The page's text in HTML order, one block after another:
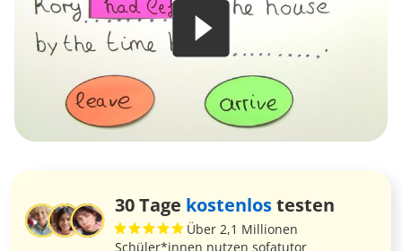
30 Tage kostenlostesten
Über 2,1 Millionen
Schüler*innen nutzen sofatutor